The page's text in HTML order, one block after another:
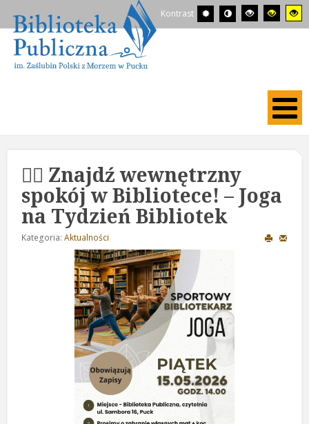
Kontrast
🧘‍♀️ Znajdź wewnętrzny
spokój w Bibliotece! – Joga
na Tydzień Bibliotek
Kategoria: Aktualności